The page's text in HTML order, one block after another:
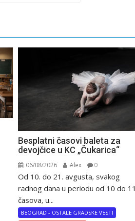
Besplatni časovi baleta za
devojčice u KC „Čukarica“
06/08/2026 Alex 0
Od 10. do 21. avgusta, svakog
radnog dana u periodu od 10 do 11
časova, u...
BEOGRAD - OSTALE GRADSKE VESTI